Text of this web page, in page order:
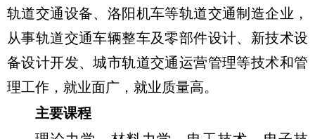
轨道交通设备、洛阳机车等轨道交通制造企业，
从事轨道交通车辆整车及零部件设计、新技术设
备设计开发、城市轨道交通运营管理等技术和管
理工作，就业面广，就业质量高。
主要课程